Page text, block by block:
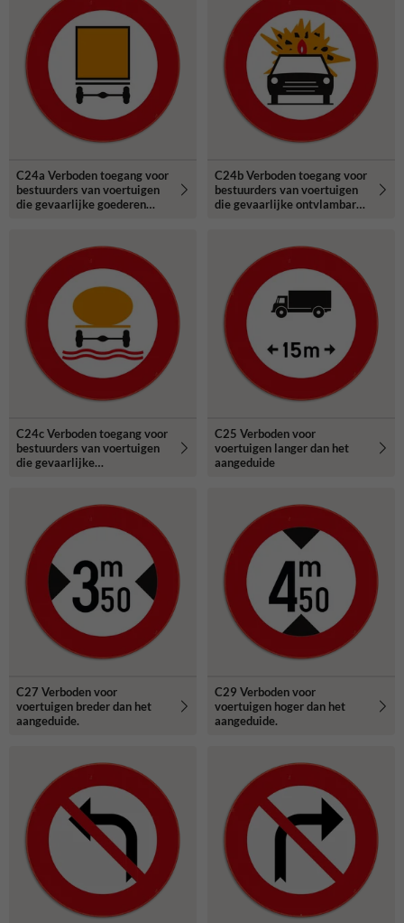
C24a Verboden toegang voor
bestuurders van voertuigen
die gevaarlijke goederen
C24b Verboden toegang voor
bestuurders van voertuigen
die gevaarlijke ontvlambare
C24c Verboden toegang voor
bestuurders van voertuigen
die gevaarlijke
C25 Verboden voor
voertuigen langer dan het
aangeduide
C27 Verboden voor
voertuigen breder dan het
aangeduide.
C29 Verboden voor
voertuigen hoger dan het
aangeduide.